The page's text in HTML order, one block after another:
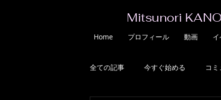
Mitsunori
Home プロフィール 動画
全ての記事 今すぐ始める コ